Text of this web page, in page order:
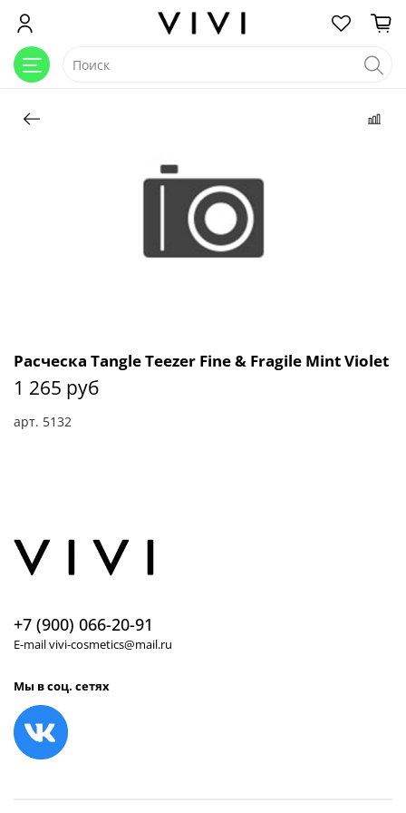
арт. 5132
Расческа Tangle Teezer Fine & Fragile Mint Violet
1 265 руб
+7 (900) 066-20-91
E-mail vivi-cosmetics@mail.ru
Мы в соц. сетях